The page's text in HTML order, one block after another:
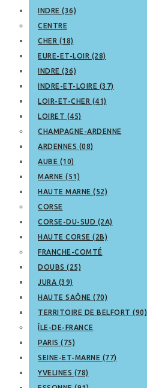
INDRE (36)
CENTRE
CHER (18)
EURE-ET-LOIR (28)
INDRE (36)
INDRE-ET-LOIRE (37)
LOIR-ET-CHER (41)
LOIRET (45)
CHAMPAGNE-ARDENNE
ARDENNES (08)
AUBE (10)
MARNE (51)
HAUTE MARNE (52)
CORSE
CORSE-DU-SUD (2A)
HAUTE CORSE (2B)
FRANCHE-COMTÉ
DOUBS (25)
JURA (39)
HAUTE SAÔNE (70)
TERRITOIRE DE BELFORT (90)
ÎLE-DE-FRANCE
PARIS (75)
SEINE-ET-MARNE (77)
YVELINES (78)